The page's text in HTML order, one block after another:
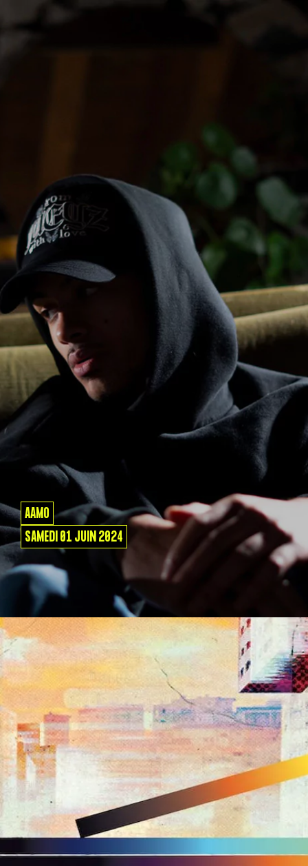
AAMO
SAMEDI 01 JUIN 2024
AAMO, rappeur suisse originaire de Genève, s'est fait
connaître au sein du collectif NGC 1976. En
collaboration avec $CO, il a attiré l'attention avec deux
projets en 2021, marqués par des influences de la
scène de Detroit. Son single "SML" et son premier
projet solo, "Sur Ma Lancée", ont rapidement dépassé
le million de streams en 2022, propulsant AAMO sur le
devant de la scène musicale. Artiste polyvalent, il se
positionne comme une force créative à suivre en